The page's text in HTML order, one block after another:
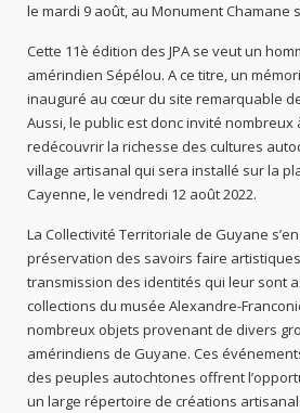
le mardi 9 août, au Monument Chamane
Cette 11è édition des JPA se veut un
amérindien Sépélou. A ce titre, un
inauguré au cœur du site remarquable
Aussi, le public est donc invité nombreux
redécouvrir la richesse des cultures
village artisanal qui sera installé sur la
Cayenne, le vendredi 12 août 2022.
La Collectivité Territoriale de Guyane
préservation des savoirs faire
transmission des identités qui leur sont
collections du musée Alexandre-
nombreux objets provenant de divers
amérindiens de Guyane. Ces
des peuples autochtones offrent
un large répertoire de créations